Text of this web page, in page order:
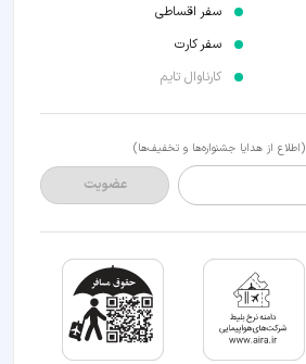
سفر اقساطی
سفر کارت
کارناوال تایم
(اطلاع از هدایا جشنواره‌ها و تخفیف‌ها)
عضویت